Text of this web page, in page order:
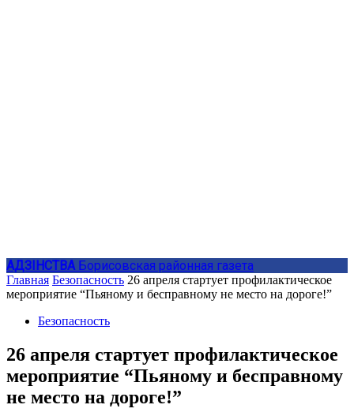
АДЗIНСТВА Борисовская районная газета
Главная Безопасность 26 апреля стартует профилактическое
мероприятие “Пьяному и бесправному не место на дороге!”
Безопасность
26 апреля стартует профилактическое
мероприятие “Пьяному и бесправному
не место на дороге!”